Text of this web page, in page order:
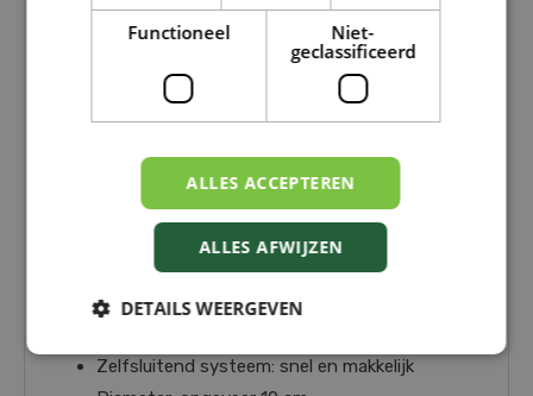
Op zoek naar urenlang waterplezier zonder afval?
Deze XL waterballon is de perfecte keuze voor
warme dagen in de tuin!
en sluit vanzelf na gebruik. Dat betekent: vullen met
water, gooien, en meteen weer opnieuw gebruiken.
Geen knopen leggen en geen ballonnen die kapot
Zelfsluitend systeem: snel en makkelijk
Functioneel
Niet-
geclassificeerd
ALLES ACCEPTEREN
ALLES AFWIJZEN
DETAILS WEERGEVEN